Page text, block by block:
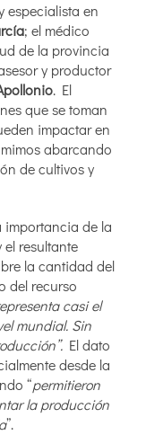
especialista en
; el médico
de la provincia
y productor
. El
que se toman
impactar en
abarcando
de cultivos y
importancia de la
resultante
la cantidad del
del recurso
casi el
mundial. Sin
El dato
desde la
“permitieron
la producción
”.